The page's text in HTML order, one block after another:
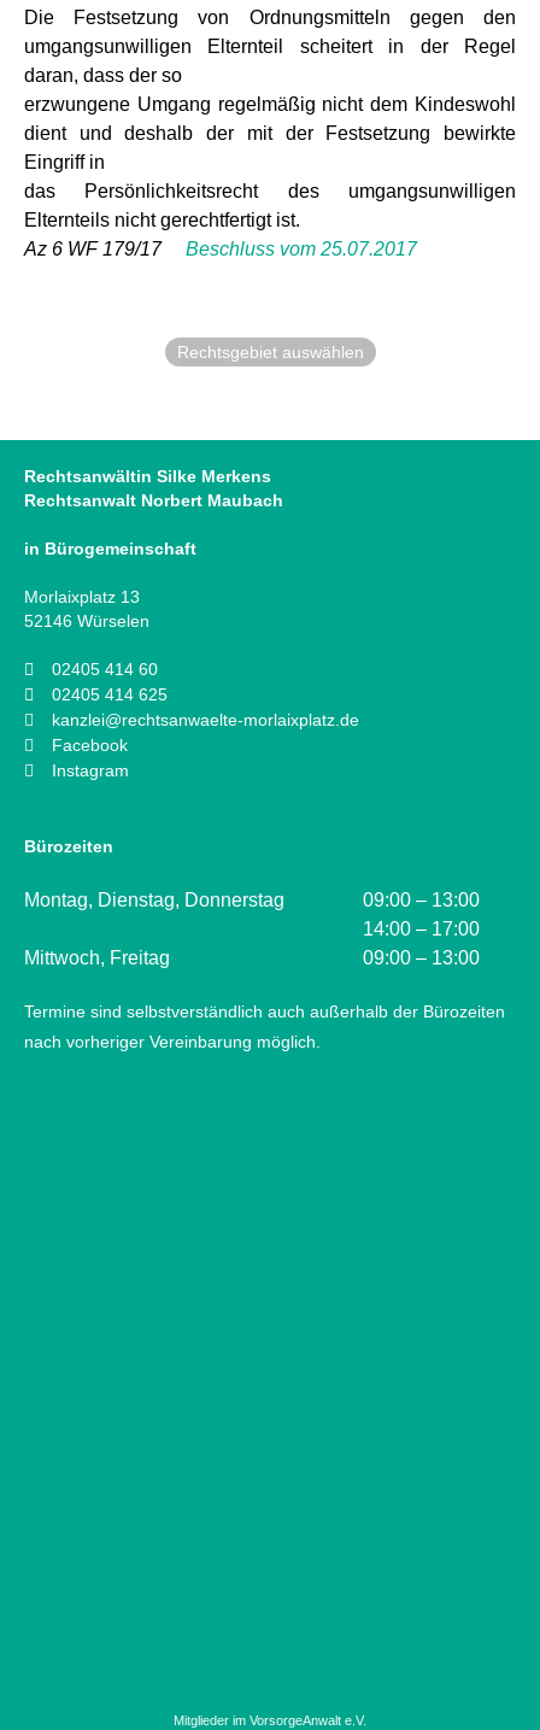
Die Festsetzung von Ordnungsmitteln gegen den
umgangsunwilligen Elternteil scheitert in der Regel
daran, dass der so
erzwungene Umgang regelmäßig nicht dem Kindeswohl
dient und deshalb der mit der Festsetzung bewirkte
Eingriff in
das Persönlichkeitsrecht des umgangsunwilligen
Elternteils nicht gerechtfertigt ist.
Az 6 WF 179/17 Beschluss vom 25.07.2017
Rechtsgebiet auswählen
Rechtsanwältin Silke Merkens
Rechtsanwalt Norbert Maubach
in Bürogemeinschaft
Morlaixplatz 13
52146 Würselen
02405 414 60
02405 414 625
kanzlei@rechtsanwaelte-morlaixplatz.de
Facebook
Instagram
Bürozeiten
Montag, Dienstag, Donnerstag
09:00 – 13:00
14:00 – 17:00
Mittwoch, Freitag
09:00 – 13:00
Termine sind selbstverständlich auch außerhalb der Bürozeiten
nach vorheriger Vereinbarung möglich.
Mitglieder im VorsorgeAnwalt e.V.